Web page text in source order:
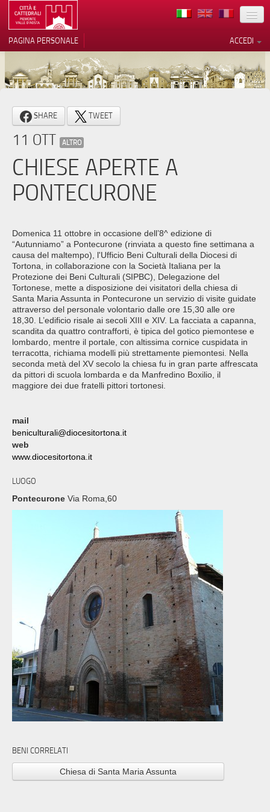
TERRITORIO
ARCHITETTURE
MUSEI
ITINERARI
EVENTI
CONTATTI
PRESS
ACCEDI
PAGINA PERSONALE
SHARE TWEET
11 OTT ALTRO
CHIESE APERTE A
PONTECURONE
Domenica 11 ottobre in occasione dell’8^ edizione di
“Autunniamo” a Pontecurone (rinviata a questo fine settimana a
causa del maltempo), l'Ufficio Beni Culturali della Diocesi di
Tortona, in collaborazione con la Società Italiana per la
Protezione dei Beni Culturali (SIPBC), Delegazione del
Tortonese, mette a disposizione dei visitatori della chiesa di
Santa Maria Assunta in Pontecurone un servizio di visite guidate
attraverso del personale volontario dalle ore 15,30 alle ore
18,30. L’edificio risale ai secoli XIII e XIV. La facciata a capanna,
scandita da quattro contrafforti, è tipica del gotico piemontese e
lombardo, mentre il portale, con altissima cornice cuspidata in
terracotta, richiama modelli più strettamente piemontesi. Nella
seconda metà del XV secolo la chiesa fu in gran parte affrescata
da pittori di scuola lombarda e da Manfredino Boxilio, il
maggiore dei due fratelli pittori tortonesi.
mail
beniculturali@diocesitortona.it
web
www.diocesitortona.it
LUOGO
Pontecurone Via Roma,60
BENI CORRELATI
Chiesa di Santa Maria Assunta
Informativa sulla raccolta
Le tue preferenze relative alla